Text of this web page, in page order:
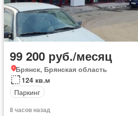
99 200 руб./месяц
Брянск, Брянская область
124 кв.м
Паркинг
8 часов назад